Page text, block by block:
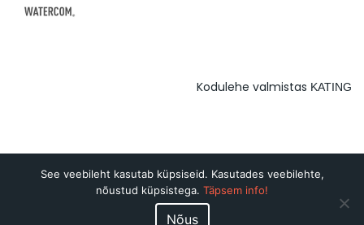
See veebileht kasutab küpsiseid. Kasutades veebilehte,
nõustud küpsistega. Täpsem info!
Nõus
Kodulehe valmistas KATING